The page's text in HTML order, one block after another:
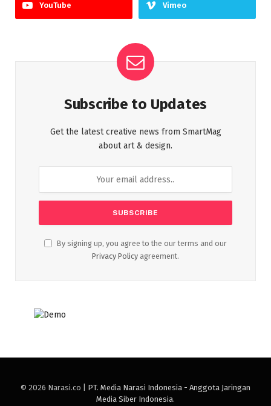
YouTube Vimeo
Subscribe to Updates
Get the latest creative news from SmartMag
about art & design.
By signing up, you agree to the our terms and our
Privacy Policy agreement.
© 2026 Narasi.co | PT. Media Narasi Indonesia - Anggota Jaringan
Media Siber Indonesia.